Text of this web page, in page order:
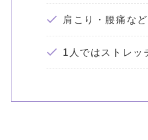
肩こり・腰痛な
1人ではストレッ